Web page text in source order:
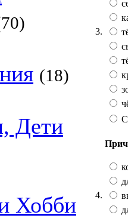
(18)
Дети
Хобби
3.
4.